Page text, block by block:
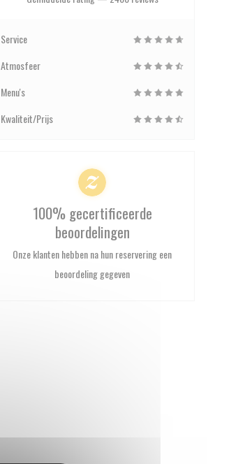
Service
Atmosfeer
Menu's
Kwaliteit/Prijs
100% gecertificeerde
beoordelingen
Onze klanten hebben na hun reservering een
beoordeling gegeven